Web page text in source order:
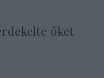
őket